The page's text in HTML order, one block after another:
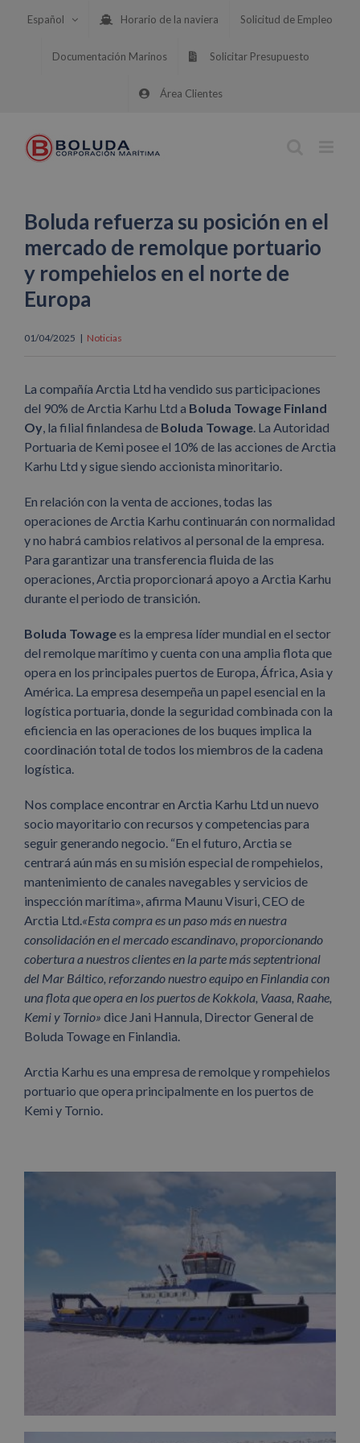
Español Horario de la naviera Solicitud de Empleo
Documentación Marinos Solicitar Presupuesto
Área Clientes
Boluda refuerza su posición en el
mercado de remolque portuario
y rompehielos en el norte de
Europa
01/04/2025 | Noticias
La compañía Arctia Ltd ha vendido sus participaciones
del 90% de Arctia Karhu Ltd a Boluda Towage Finland
Oy, la filial finlandesa de Boluda Towage. La Autoridad
Portuaria de Kemi posee el 10% de las acciones de Arctia
Karhu Ltd y sigue siendo accionista minoritario.
En relación con la venta de acciones, todas las
operaciones de Arctia Karhu continuarán con normalidad
y no habrá cambios relativos al personal de la empresa.
Para garantizar una transferencia fluida de las
operaciones, Arctia proporcionará apoyo a Arctia Karhu
durante el periodo de transición.
Boluda Towagees la empresa líder mundial en el sector
del remolque marítimo y cuenta con una amplia flota que
opera en los principales puertos de Europa, África, Asia y
América. La empresa desempeña un papel esencial en la
logística portuaria, donde la seguridad combinada con la
eficiencia en las operaciones de los buques implica la
coordinación total de todos los miembros de la cadena
logística.
Nos complace encontrar en Arctia Karhu Ltd un nuevo
socio mayoritario con recursos y competencias para
seguir generando negocio. “En el futuro, Arctia se
centrará aún más en su misión especial de rompehielos,
mantenimiento de canales navegables y servicios de
inspección marítima», afirma Maunu Visuri, CEO de
Arctia Ltd.«Esta compra es un paso más en nuestra
consolidación en el mercado escandinavo, proporcionando
cobertura a nuestros clientes en la parte más septentrional
del Mar Báltico, reforzando nuestro equipo en Finlandia con
una flota que opera en los puertos de Kokkola, Vaasa, Raahe,
Kemi y Tornio» dice Jani Hannula, Director General de
Boluda Towage en Finlandia.
Arctia Karhu es una empresa de remolque y rompehielos
portuario que opera principalmente en los puertos de
Kemi y Tornio.